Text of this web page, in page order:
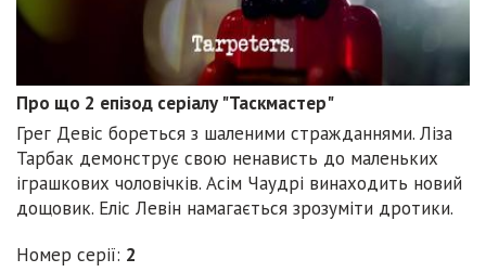
Про що 2 епізод серіалу "Таскмастер"
Грег Девіс бореться з шаленими стражданнями. Ліза
Тарбак демонструє свою ненависть до маленьких
іграшкових чоловічків. Асім Чаудрі винаходить новий
дощовик. Еліс Левін намагається зрозуміти дротики.
Номер серії: 2